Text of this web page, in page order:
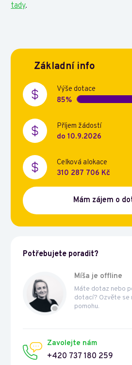
Základní info
Výše dotace
85%
Příjem žádostí
do 10.9.2026
Celková alokace
310 287 706 Kč
Mám zájem o
Potřebujete poradit?
Míša je offline
Máte dotaz nebo
dotací? Ozvěte se
pomohu.
Zavolejte nám
+420 737 180 259
tady.